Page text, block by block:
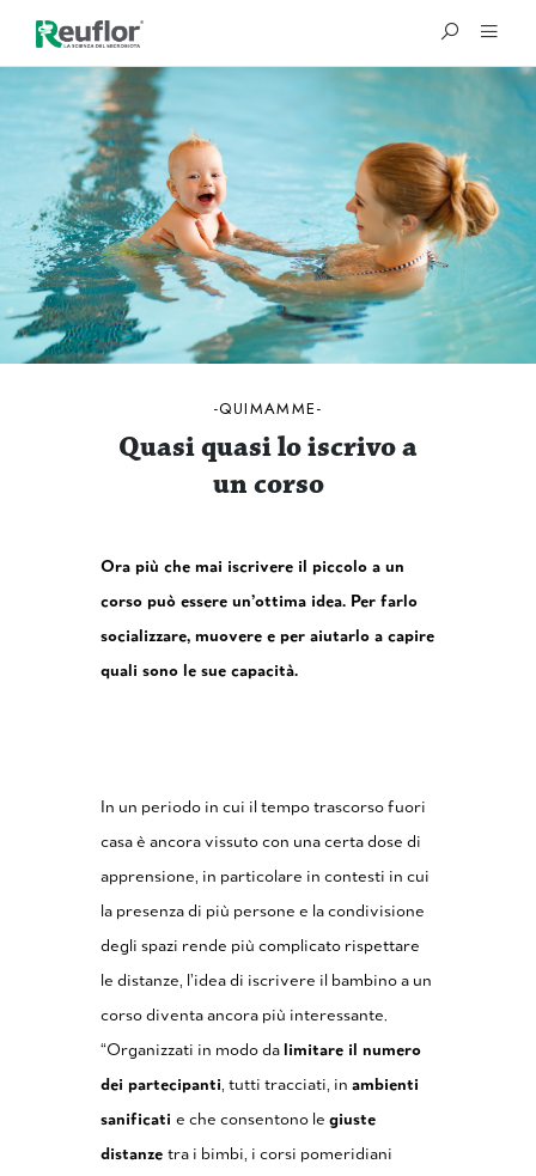
®
QUIMAMME
Quasi quasi lo iscrivo a
un corso
Ora più che mai iscrivere il piccolo a un
corso può essere un’ottima idea. Per farlo
socializzare, muovere e per aiutarlo a capire
quali sono le sue capacità.
In un periodo in cui il tempo trascorso fuori
casa è ancora vissuto con una certa dose di
apprensione, in particolare in contesti in cui
la presenza di più persone e la condivisione
degli spazi rende più complicato rispettare
le distanze, l’idea di iscrivere il bambino a un
corso diventa ancora più interessante.
“Organizzati in modo da limitare il numero
dei partecipanti, tutti tracciati, in ambienti
sanificati e che consentono le giuste
distanze tra i bimbi, i corsi pomeridiani